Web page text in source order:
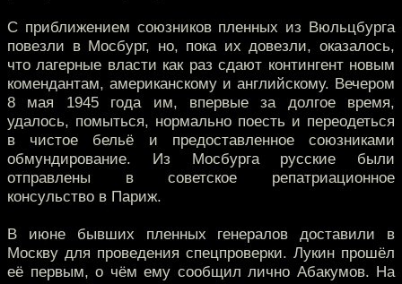
С приближением союзников пленных из Вюльцбурга
повезли в Мосбург, но, пока их довезли, оказалось,
что лагерные власти как раз сдают контингент новым
комендантам, американскому и английскому. Вечером
8 мая 1945 года им, впервые за долгое время,
удалось, помыться, нормально поесть и переодеться
в чистое бельё и предоставленное союзниками
обмундирование. Из Мосбурга русские были
отправлены в советское репатриационное
консульство в Париж.
В июне бывших пленных генералов доставили в
Москву для проведения спецпроверки. Лукин прошёл
её первым, о чём ему сообщил лично Абакумов. На